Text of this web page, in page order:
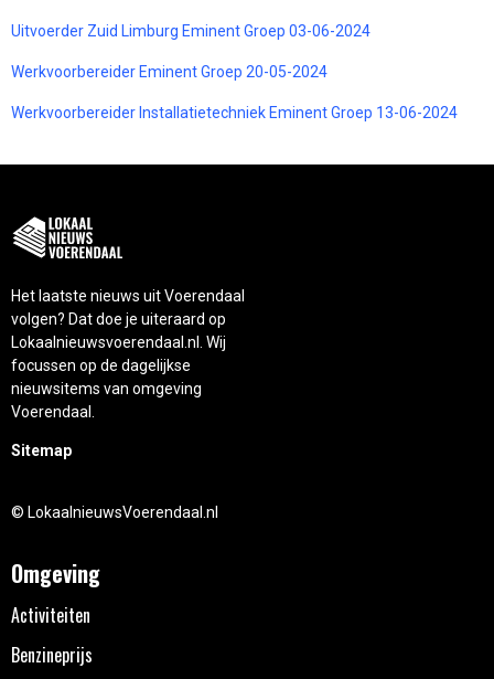
Uitvoerder Zuid Limburg Eminent Groep 03-06-2024
Werkvoorbereider Eminent Groep 20-05-2024
Werkvoorbereider Installatietechniek Eminent Groep 13-06-2024
Het laatste nieuws uit Voerendaal
volgen? Dat doe je uiteraard op
Lokaalnieuwsvoerendaal.nl. Wij
focussen op de dagelijkse
nieuwsitems van omgeving
Voerendaal.
Sitemap
© LokaalnieuwsVoerendaal.nl
Omgeving
Activiteiten
Benzineprijs